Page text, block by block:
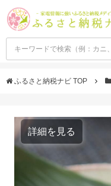
ふるさと納税ナビ TOP
詳細を見る